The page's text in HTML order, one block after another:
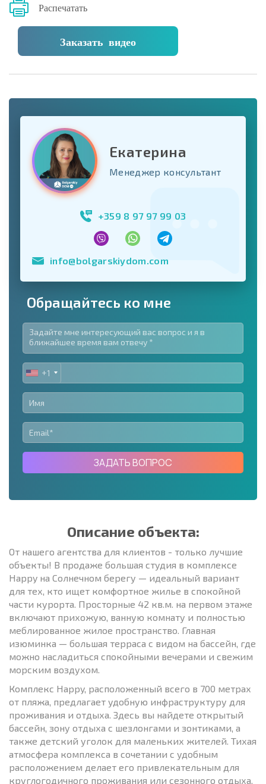
Распечатать
Заказать видео
Екатерина
Менеджер консультант
+359 8 97 97 99 03
info@bolgarskiydom.com
Обращайтесь ко мне
UNITED
STATES
+1
+1
ЗАДАТЬ ВОПРОС
Описание объекта:
От нашего агентства для клиентов - только лучшие
объекты! В продаже большая студия в комплексе
Happy на Солнечном берегу — идеальный вариант
для тех, кто ищет комфортное жилье в спокойной
части курорта. Просторные 42 кв.м. на первом этаже
включают прихожую, ванную комнату и полностью
меблированное жилое пространство. Главная
изюминка — большая терраса с видом на бассейн, где
можно насладиться спокойными вечерами и свежим
морским воздухом.
Комплекс Happy, расположенный всего в 700 метрах
от пляжа, предлагает удобную инфраструктуру для
проживания и отдыха. Здесь вы найдете открытый
бассейн, зону отдыха с шезлонгами и зонтиками, а
также детский уголок для маленьких жителей. Тихая
атмосфера комплекса в сочетании с удобным
расположением делает его привлекательным для
круглогодичного проживания или сезонного отдыха.